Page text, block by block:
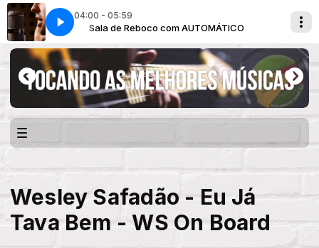
04:00 - 05:59
Sala de Reboco com AUTOMÁTICO
Wesley Safadão - Eu Já
Tava Bem - WS On Board